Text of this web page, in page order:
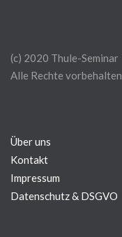
(c) 2020 Thule-Seminar
Alle Rechte vorbehalten
Über uns
Kontakt
Impressum
Datenschutz & DSGVO